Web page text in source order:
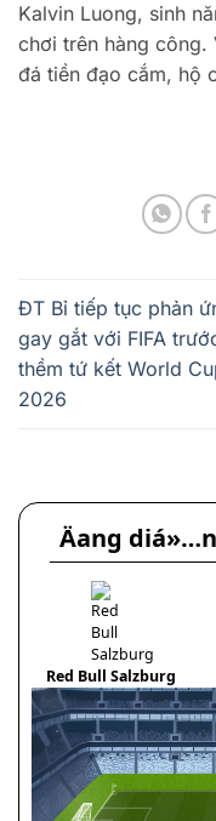
Kalvin Luong, sinh
chơi trên hàng công.
đá tiền đạo cắm, hộ
ĐT Bỉ tiếp tục phản
gay gắt với FIFA
thềm tứ kết World
2026
Äang
Red Bull Salzburg